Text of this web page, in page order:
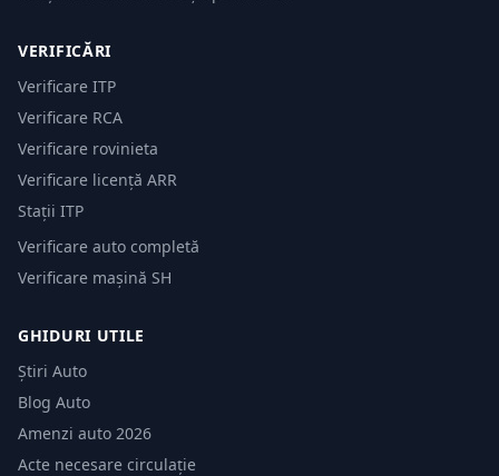
VERIFICĂRI
Verificare ITP
Verificare RCA
Verificare rovinieta
Verificare licență ARR
Stații ITP
Verificare auto completă
Verificare mașină SH
GHIDURI UTILE
Știri Auto
Blog Auto
Amenzi auto 2026
Acte necesare circulație